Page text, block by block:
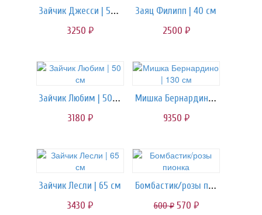
Зайчик Джесси | 55 см
3250 руб.
Заяц Филипп | 40 см
2500 руб.
Зайчик Любим | 50 см
3180 руб.
Мишка Бернардино | 130 см
9350 руб.
Зайчик Лесли | 65 см
3430 руб.
Бомбастик/розы пионка
600руб. 570 руб.